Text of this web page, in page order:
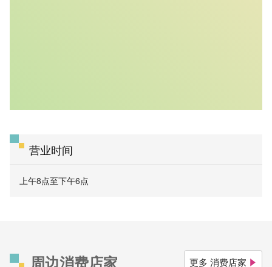
营业时间
上午8点至下午6点
周边消费店家 更多 消费店家